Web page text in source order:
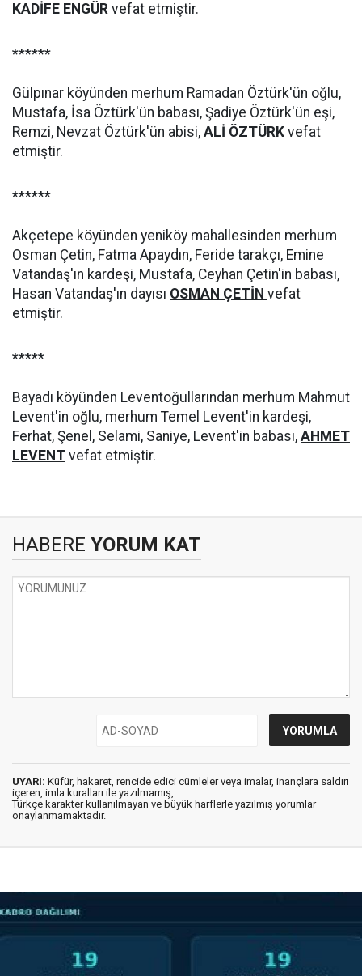
KADİFE ENGÜR vefat etmiştir.
******
Gülpınar köyünden merhum Ramadan Öztürk'ün oğlu,
Mustafa, İsa Öztürk'ün babası, Şadiye Öztürk'ün eşi,
Remzi, Nevzat Öztürk'ün abisi, ALİ ÖZTÜRK vefat
etmiştir.
******
Akçetepe köyünden yeniköy mahallesinden merhum
Osman Çetin, Fatma Apaydın, Feride tarakçı, Emine
Vatandaş'ın kardeşi, Mustafa, Ceyhan Çetin'in babası,
Hasan Vatandaş'ın dayısı OSMAN ÇETİN vefat
etmiştir.
*****
Bayadı köyünden Leventoğullarından merhum Mahmut
Levent'in oğlu, merhum Temel Levent'in kardeşi,
Ferhat, Şenel, Selami, Saniye, Levent'in babası, AHMET
LEVENT vefat etmiştir.
HABERE YORUM KAT
UYARI: Küfür, hakaret, rencide edici cümleler veya imalar, inançlara saldırı
içeren, imla kuralları ile yazılmamış,
Türkçe karakter kullanılmayan ve büyük harflerle yazılmış yorumlar
onaylanmamaktadır.